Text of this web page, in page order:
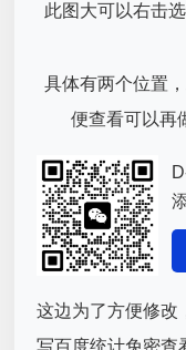
此图大可以右击
具体有两个位置
便查看可以再
这边为了方便修改
写百度统计免密查